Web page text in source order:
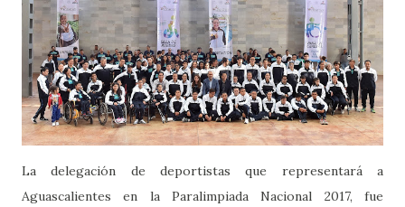
La delegación de deportistas que representará a
Aguascalientes en la Paralimpiada Nacional 2017, fue